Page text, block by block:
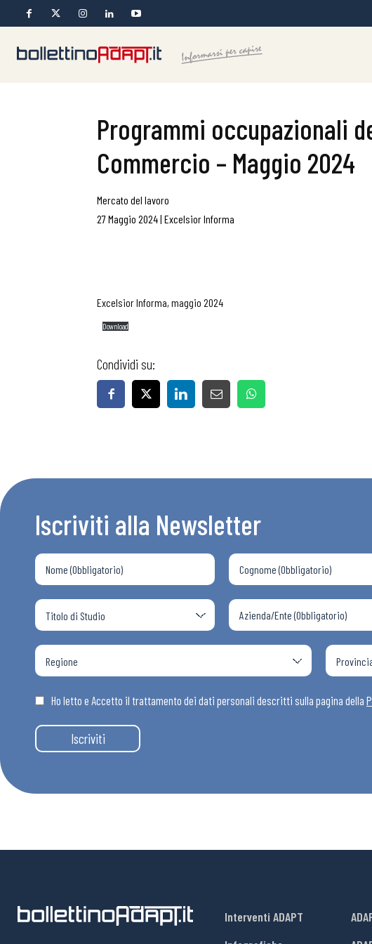
Bollettini ADAPT
Articoli
Osservatori
Eventi
Programmi occupazionali
Commercio – Maggio 2024
Mercato del lavoro
27 Maggio 2024| Excelsior Informa
Excelsior Informa, maggio 2024
Download
Condividi su:
Iscriviti alla Newsletter
Ho letto e Accetto il trattamento dei dati personali descritti sulla pagina della
Iscriviti
Interventi ADAPT